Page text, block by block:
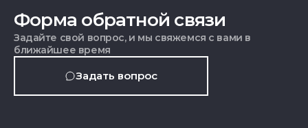
Форма обратной связи
Задайте свой вопрос, и мы свяжемся с вами в
ближайшее время
Задать вопрос